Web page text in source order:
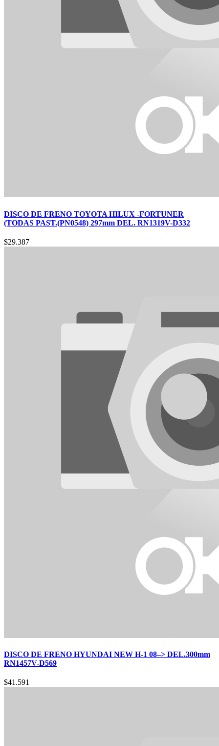
DISCO DE FRENO TOYOTA HILUX -FORTUNER
(TODAS PAST.(PN0548) 297mm DEL. RN1319V-D332
$29.387
DISCO DE FRENO HYUNDAI NEW H-1 08–> DEL.300mm
RN1457V-D569
$41.591